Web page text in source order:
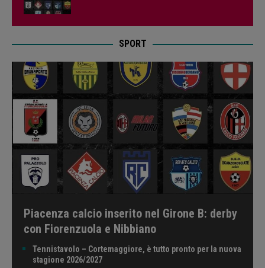
SPORT
Piacenza calcio inserito nel Girone B: derby
con Fiorenzuola e Nibbiano
Tennistavolo – Cortemaggiore, è tutto pronto per la nuova
stagione 2026/2027